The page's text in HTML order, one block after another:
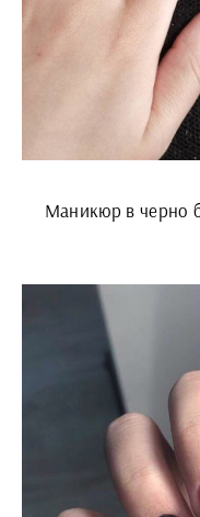
Маникюр в черно